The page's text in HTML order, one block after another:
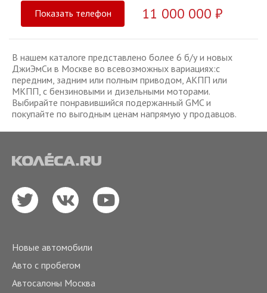
Показать телефон 11 000 000 ₽
В нашем каталоге представлено более 6 б/у и новых
ДжиЭмСи в Москве во всевозможных вариациях:с
передним, задним или полным приводом, АКПП или
МКПП, с бензиновыми и дизельными моторами.
Выбирайте понравившийся подержанный GMC и
покупайте по выгодным ценам напрямую у продавцов.
Новые автомобили
Авто с пробегом
Автосалоны Москва